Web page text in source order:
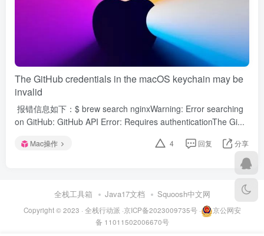
The GitHub credentials in the macOS keychain may be
invalid
​ 报错信息如下：$ brew search nginxWarning: Error searching
on GitHub: GitHub API Error: Requires authenticationThe Gi...
Mac操作 4 回复 分享
全栈工具箱 Java17文档 Squoosh中文网
Copyright © 2023 · 全栈行动派 ·京ICP备2023009735号·
京公网安
备 11011502006670号